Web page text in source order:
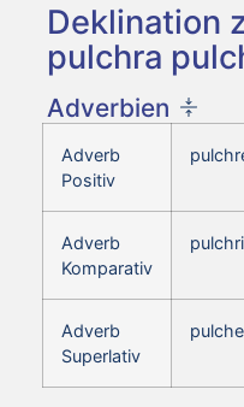
Deklination
pulchra
Adverbien
Adverb
Positiv
Adverb
Komparativ
Adverb
Superlativ